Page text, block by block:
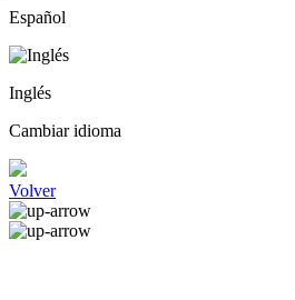
Español
Inglés
Cambiar idioma
Volver